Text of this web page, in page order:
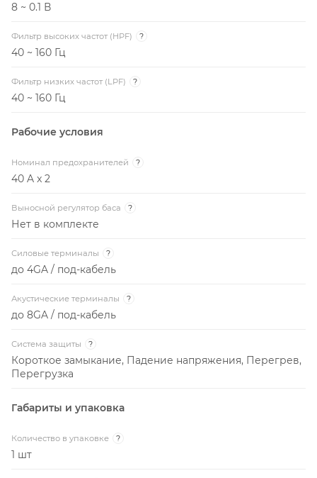
8 ~ 0.1 В
Фильтр высоких частот (HPF) ?
40 ~ 160 Гц
Фильтр низких частот (LPF) ?
40 ~ 160 Гц
Рабочие условия
Номинал предохранителей ?
40 A x 2
Выносной регулятор баса ?
Нет в комплекте
Силовые терминалы ?
до 4GA / под-кабель
Акустические терминалы ?
до 8GA / под-кабель
Система защиты ?
Короткое замыкание, Падение напряжения, Перегрев,
Перегрузка
Габариты и упаковка
Количество в упаковке ?
1 шт